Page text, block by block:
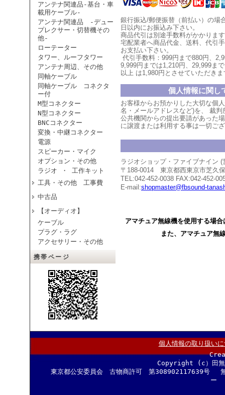
アンテナ関連品-基台・車
載用ケーブル-
アンテナ関連品 -デュー
プレクサー・切替機その
他-
ローテーター
タワー、ルーフタワー
アンテナ周辺、その他
同軸ケーブル
同軸ケーブル コネクタ
ー付
M型コネクター
N型コネクター
BNCコネクター
変換・中継コネクター
電源
スピーカー・マイク
オプション・その他
ラジオ ・ 工作キット
工具・その他 工事費
中古品
【オーディオ】
ケーブル
プラグ・ラグ
アクセサリー・その他
携帯ページ
銀行振込/郵便振替（前払い）の場
日以内にお振込み下さい。
商品代引は別途手数料がかかりま
宅配業者へ商品代金、送料、代引
お支払い下さい。
代引手数料：999円まで880円、
9,999円までは1,210円、 29,999まで
以上 は1,980円とさせていただき
個人情報に関し
お客様からお預かりした大切な個
名・メールアドレスなど)を、 裁判
公共機関からの提出要請があった
に譲渡または利用する事は一切ご
ラジオショップ・ファイブナイン
〒188-0014 東京都西東京市芝久
TEL:042-452-0038 FAX:042-452-
E-mail:shopmaster@fbsound-
アマチュア無線機を使用する場
また、アマチュア無
個人情報の取り扱い
Copyright (c）田
東京都公安委員会 古物商許可 第308902117639号